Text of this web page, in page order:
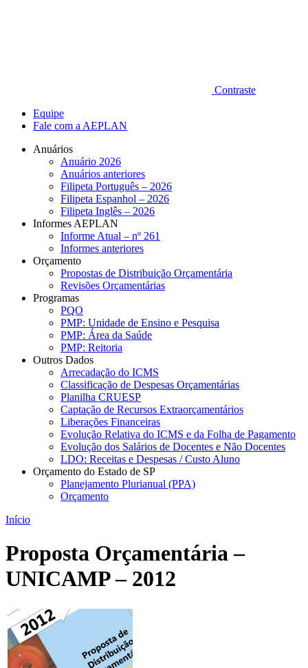
Contraste
Equipe
Fale com a AEPLAN
Anuários
Anuário 2026
Anuários anteriores
Filipeta Português – 2026
Filipeta Espanhol – 2026
Filipeta Inglês – 2026
Informes AEPLAN
Informe Atual – nº 261
Informes anteriores
Orçamento
Propostas de Distribuição Orçamentária
Revisões Orçamentárias
Programas
PQO
PMP: Unidade de Ensino e Pesquisa
PMP: Área da Saúde
PMP: Reitoria
Outros Dados
Arrecadação do ICMS
Classificação de Despesas Orçamentárias
Planilha CRUESP
Captação de Recursos Extraorçamentários
Liberações Financeiras
Evolução Relativa do ICMS e da Folha de Pagamento
Evolução dos Salários de Docentes e Não Docentes
LDO: Receitas e Despesas / Custo Aluno
Orçamento do Estado de SP
Planejamento Plurianual (PPA)
Orçamento
Início
Proposta Orçamentária –
UNICAMP – 2012